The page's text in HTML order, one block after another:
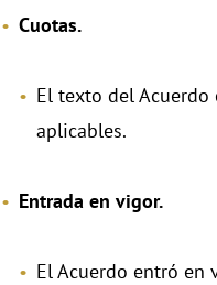
Cuotas.
El texto del
aplicables.
Entrada en vigor.
El Acuerdo entró en